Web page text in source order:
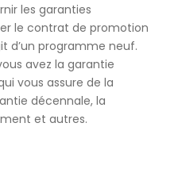
les garanties
le contrat de promotion
d’un programme neuf.
avez la garantie
vous assure de la
décennale, la
et autres.